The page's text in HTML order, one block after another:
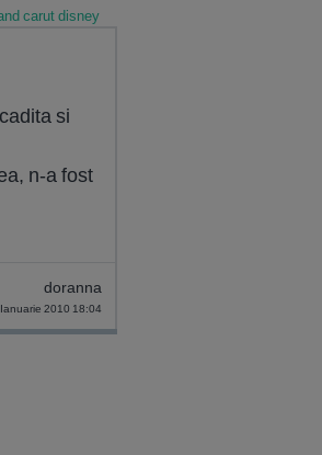
carut disney
si
n-a fost
doranna
2010 18:04